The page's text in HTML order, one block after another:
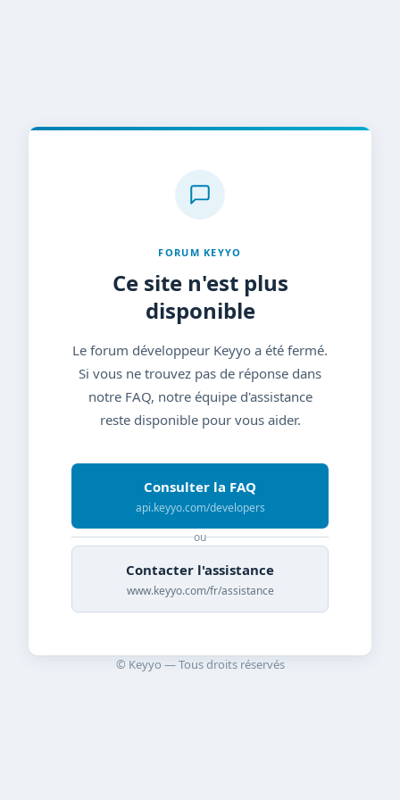
FORUM KEYYO
Ce site n'est plus
disponible
Le forum développeur Keyyo a été fermé.
Si vous ne trouvez pas de réponse dans
notre FAQ, notre équipe d'assistance
reste disponible pour vous aider.
Consulter la FAQ
api.keyyo.com/developers
ou
Contacter l'assistance
www.keyyo.com/fr/assistance
© Keyyo — Tous droits réservés